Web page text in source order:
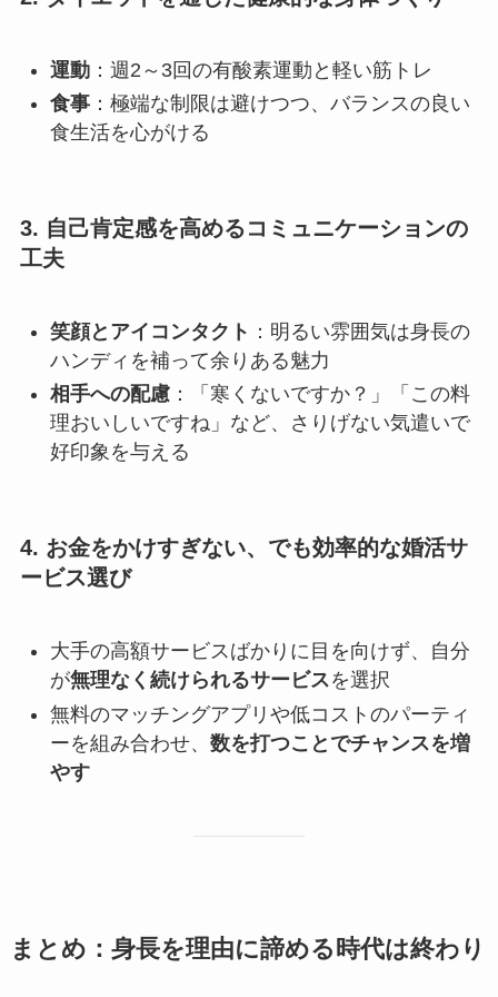
運動：週2～3回の有酸素運動と軽い筋トレ
食事：極端な制限は避けつつ、バランスの良い
食生活を心がける
3. 自己肯定感を高めるコミュニケーションの
工夫
笑顔とアイコンタクト ：明るい雰囲気は身長の
ハンディを補って余りある魅力
相手への配慮：「寒くないですか？」「この料
理おいしいですね」など、さりげない気遣いで
好印象を与える
4. お金をかけすぎない、でも効率的な婚活サ
ービス選び
大手の高額サービスばかりに目を向けず、自分
が無理なく続けられるサービスを選択
無料のマッチングアプリや低コストのパーティ
ーを組み合わせ、 数を打つことでチャンスを増
やす
まとめ：身長を理由に諦める時代は終わり